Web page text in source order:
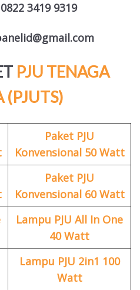
0822 3419 9319
PJU TENAGA
(PJUTS)
Paket PJU
Konvensional 50 Watt
Paket PJU
Konvensional 60 Watt
Lampu PJU All In One
40 Watt
Lampu PJU 2in1 100
Watt